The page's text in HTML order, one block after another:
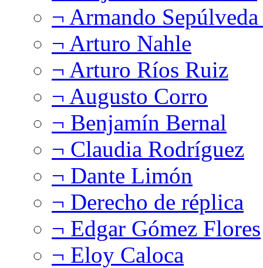
¬ Armando
¬ Arturo Nahle
¬ Arturo Ríos Ruiz
¬ Augusto Corro
¬ Benjamín Bernal
¬ Claudia Rodríguez
¬ Dante Limón
¬ Derecho de réplica
¬ Edgar Gómez Flores
¬ Eloy Caloca